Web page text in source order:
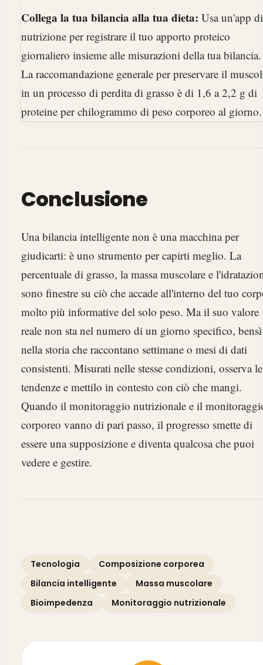
Collega la tua bilancia alla tua dieta: Usa un'app di
nutrizione per registrare il tuo apporto proteico
giornaliero insieme alle misurazioni della tua bilancia.
La raccomandazione generale per preservare il
in un processo di perdita di grasso è di 1,6 a 2,2 g di
proteine per chilogrammo di peso corporeo al giorno.
Conclusione
Una bilancia intelligente non è una macchina per
giudicarti: è uno strumento per capirti meglio. La
percentuale di grasso, la massa muscolare e
sono finestre su ciò che accade all'interno del tuo
molto più informative del solo peso. Ma il suo valore
reale non sta nel numero di un giorno specifico, bensì
nella storia che raccontano settimane o mesi di dati
consistenti. Misurati nelle stesse condizioni, osserva le
tendenze e mettilo in contesto con ciò che mangi.
Quando il monitoraggio nutrizionale e il
corporeo vanno di pari passo, il progresso smette di
essere una supposizione e diventa qualcosa che puoi
vedere e gestire.
Tecnologia
Composizione corporea
Bilancia intelligente
Massa muscolare
Bioimpedenza
Monitoraggio nutrizionale